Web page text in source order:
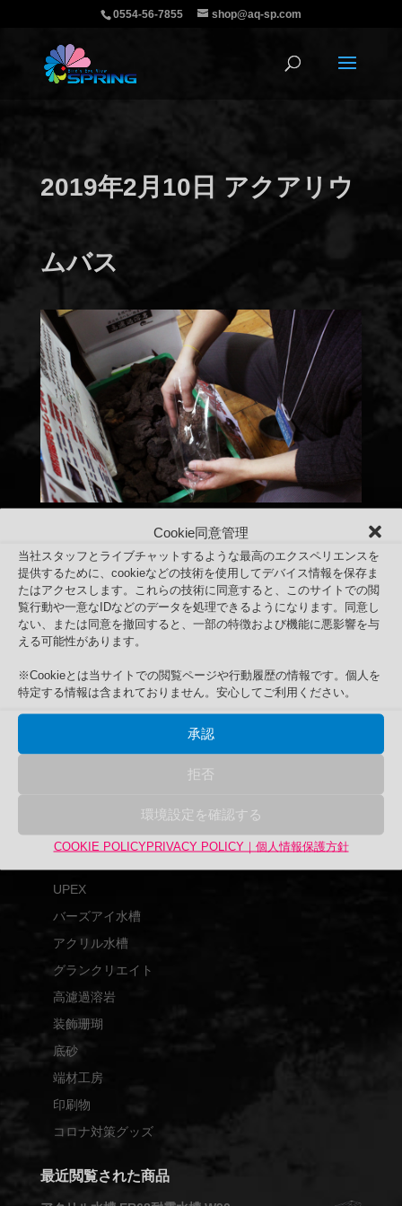
Cookie同意管理
当社スタッフとライブチャットするような最高のエクスペリエンスを
提供するために、cookieなどの技術を使用してデバイス情報を保存ま
たはアクセスします。これらの技術に同意すると、このサイトでの閲
覧行動や一意なIDなどのデータを処理できるようになります。同意し
ない、または同意を撤回すると、一部の特徴および機能に悪影響を与
える可能性があります。
※Cookieとは当サイトでの閲覧ページや行動履歴の情報です。個人を
特定する情報は含まれておりません。安心してご利用ください。
承認
拒否
環境設定を確認する
COOKIE POLICYPRIVACY POLICY｜個人情報保護方針
0554-56-7855 shop@aq-sp.com
2019年2月10日 アクアリウ
ムバス
アップサイクル品
UPEX
バーズアイ水槽
アクリル水槽
グランクリエイト
高濾過溶岩
装飾珊瑚
底砂
端材工房
印刷物
コロナ対策グッズ
最近閲覧された商品